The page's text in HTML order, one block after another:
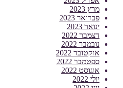
מרץ 2023
פברואר 2023
ינואר 2023
דצמבר 2022
נובמבר 2022
אוקטובר 2022
ספטמבר 2022
אוגוסט 2022
יולי 2022